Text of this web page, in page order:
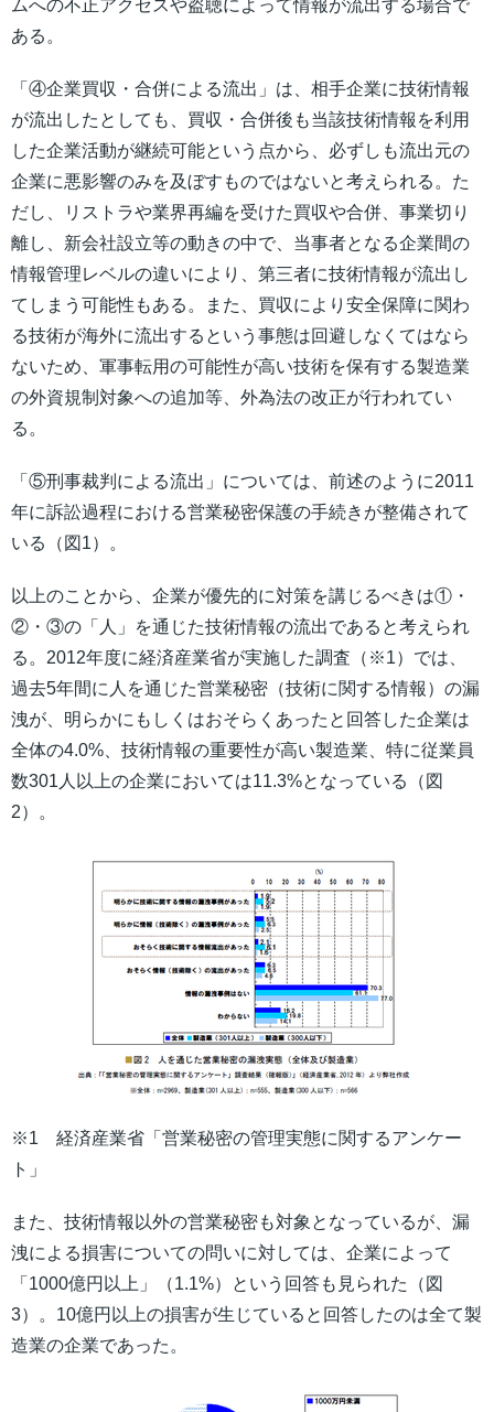
ムへの不正アクセスや盗聴によって情報が流出する場合で
ある。
「④企業買収・合併による流出」は、相手企業に技術情報
が流出したとしても、買収・合併後も当該技術情報を利用
した企業活動が継続可能という点から、必ずしも流出元の
企業に悪影響のみを及ぼすものではないと考えられる。た
だし、リストラや業界再編を受けた買収や合併、事業切り
離し、新会社設立等の動きの中で、当事者となる企業間の
情報管理レベルの違いにより、第三者に技術情報が流出し
てしまう可能性もある。また、買収により安全保障に関わ
る技術が海外に流出するという事態は回避しなくてはなら
ないため、軍事転用の可能性が高い技術を保有する製造業
の外資規制対象への追加等、外為法の改正が行われてい
る。
「⑤刑事裁判による流出」については、前述のように2011
年に訴訟過程における営業秘密保護の手続きが整備されて
いる（図1）。
以上のことから、企業が優先的に対策を講じるべきは①・
②・③の「人」を通じた技術情報の流出であると考えられ
る。2012年度に経済産業省が実施した調査（※1）では、
過去5年間に人を通じた営業秘密（技術に関する情報）の漏
洩が、明らかにもしくはおそらくあったと回答した企業は
全体の4.0%、技術情報の重要性が高い製造業、特に従業員
数301人以上の企業においては11.3%となっている（図
2）。
※1 経済産業省「営業秘密の管理実態に関するアンケー
ト」
また、技術情報以外の営業秘密も対象となっているが、漏
洩による損害についての問いに対しては、企業によって
「1000億円以上」（1.1%）という回答も見られた（図
3）。10億円以上の損害が生じていると回答したのは全て製
造業の企業であった。